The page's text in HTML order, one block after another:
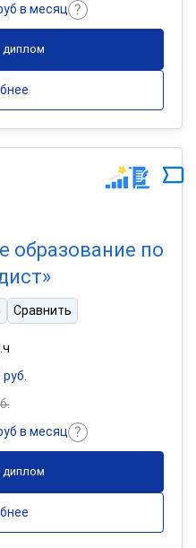
в месяц
диплом
образование по
Сравнить
в месяц
диплом